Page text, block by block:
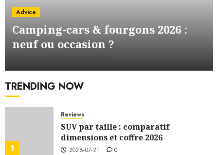
Advice
Camping-cars & fourgons 2026 :
neuf ou occasion ?
TRENDING NOW
1
Reviews
SUV par taille : comparatif
dimensions et coffre 2026
2026-07-21 0